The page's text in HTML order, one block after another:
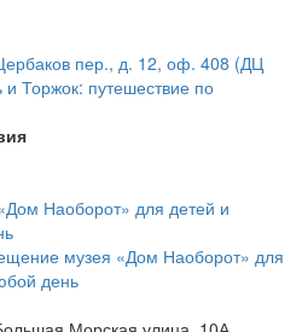
Торжок: путешествие по
музея «Дом Наоборот» для
день